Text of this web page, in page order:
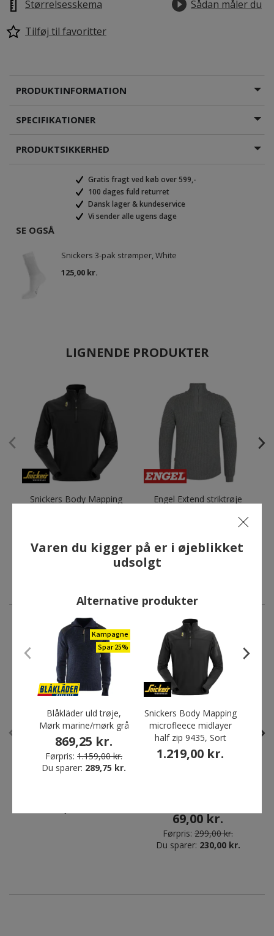
Størrelsesskema
Sådan måler du
Tilføj til favoritter
PRODUKTINFORMATION
SPECIFIKATIONER
PRODUKTSIKKERHED
Gratis fragt ved køb over 599,-
100 dages fuld returret
Dansk lager & kundeservice
Vi sender alle ugens dage
SE OGSÅ
Snickers 3-pak strømper, White
125,00 kr.
LIGNENDE PRODUKTER
Snickers Body Mapping
1.219,00 kr.
Engel Extend striktrøje
ANDRE HAR OGSÅ KØBT
Skarp pris
69,00 kr.
Førpris: 299,00 kr.
Du sparer: 230,00 kr.
Varen du kigger på er i øjeblikket
udsolgt
Alternative produkter
Kampagne
Spar 25%
Blåkläder uld trøje,
Mørk marine/mørk grå
869,25 kr.
Førpris: 1.159,00 kr.
Du sparer: 289,75 kr.
Snickers Body Mapping
microfleece midlayer
half zip 9435, Sort
1.219,00 kr.